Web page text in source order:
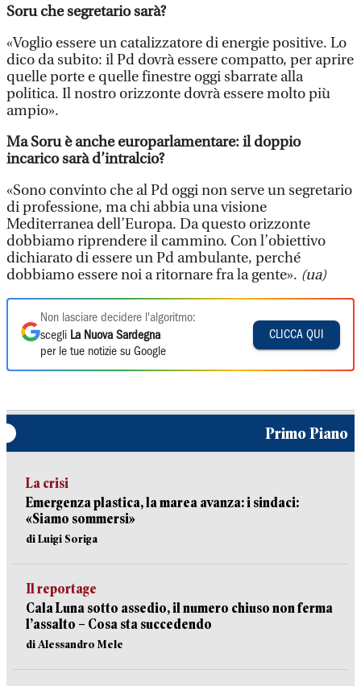
Soru che segretario sarà?
«Voglio essere un catalizzatore di energie positive. Lo
dico da subito: il Pd dovrà essere compatto, per aprire
quelle porte e quelle finestre oggi sbarrate alla
politica. Il nostro orizzonte dovrà essere molto più
ampio».
Ma Soru è anche europarlamentare: il doppio
incarico sarà d’intralcio?
«Sono convinto che al Pd oggi non serve un segretario
di professione, ma chi abbia una visione
Mediterranea dell’Europa. Da questo orizzonte
dobbiamo riprendere il cammino. Con l’obiettivo
dichiarato di essere un Pd ambulante, perché
dobbiamo essere noi a ritornare fra la gente». (ua)
Non lasciare decidere l'algoritmo:
scegli La Nuova Sardegna
per le tue notizie su Google
CLICCA QUI
Primo Piano
La crisi
Emergenza plastica, la marea avanza: i sindaci:
«Siamo sommersi»
di Luigi Soriga
Il reportage
Cala Luna sotto assedio, il numero chiuso non ferma
l’assalto – Cosa sta succedendo
di Alessandro Mele